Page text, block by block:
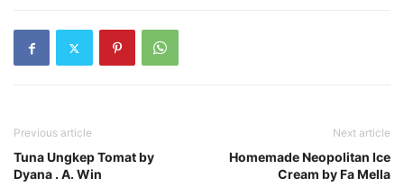
Previous article
Tuna Ungkep Tomat by
Dyana . A. Win
Next article
Homemade Neopolitan Ice
Cream by Fa Mella